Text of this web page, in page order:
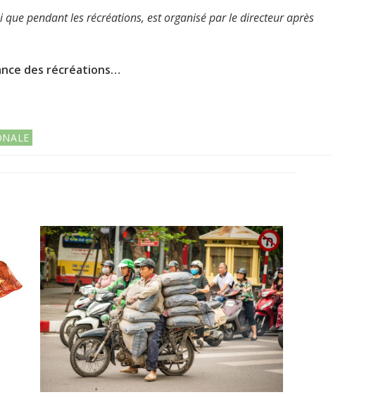
que pendant les récréations, est organisé par le directeur après
des récréations…